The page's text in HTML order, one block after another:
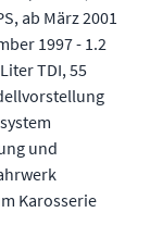
ab März 2001
1997 - 1.2
TDI, 55
und
Karosserie